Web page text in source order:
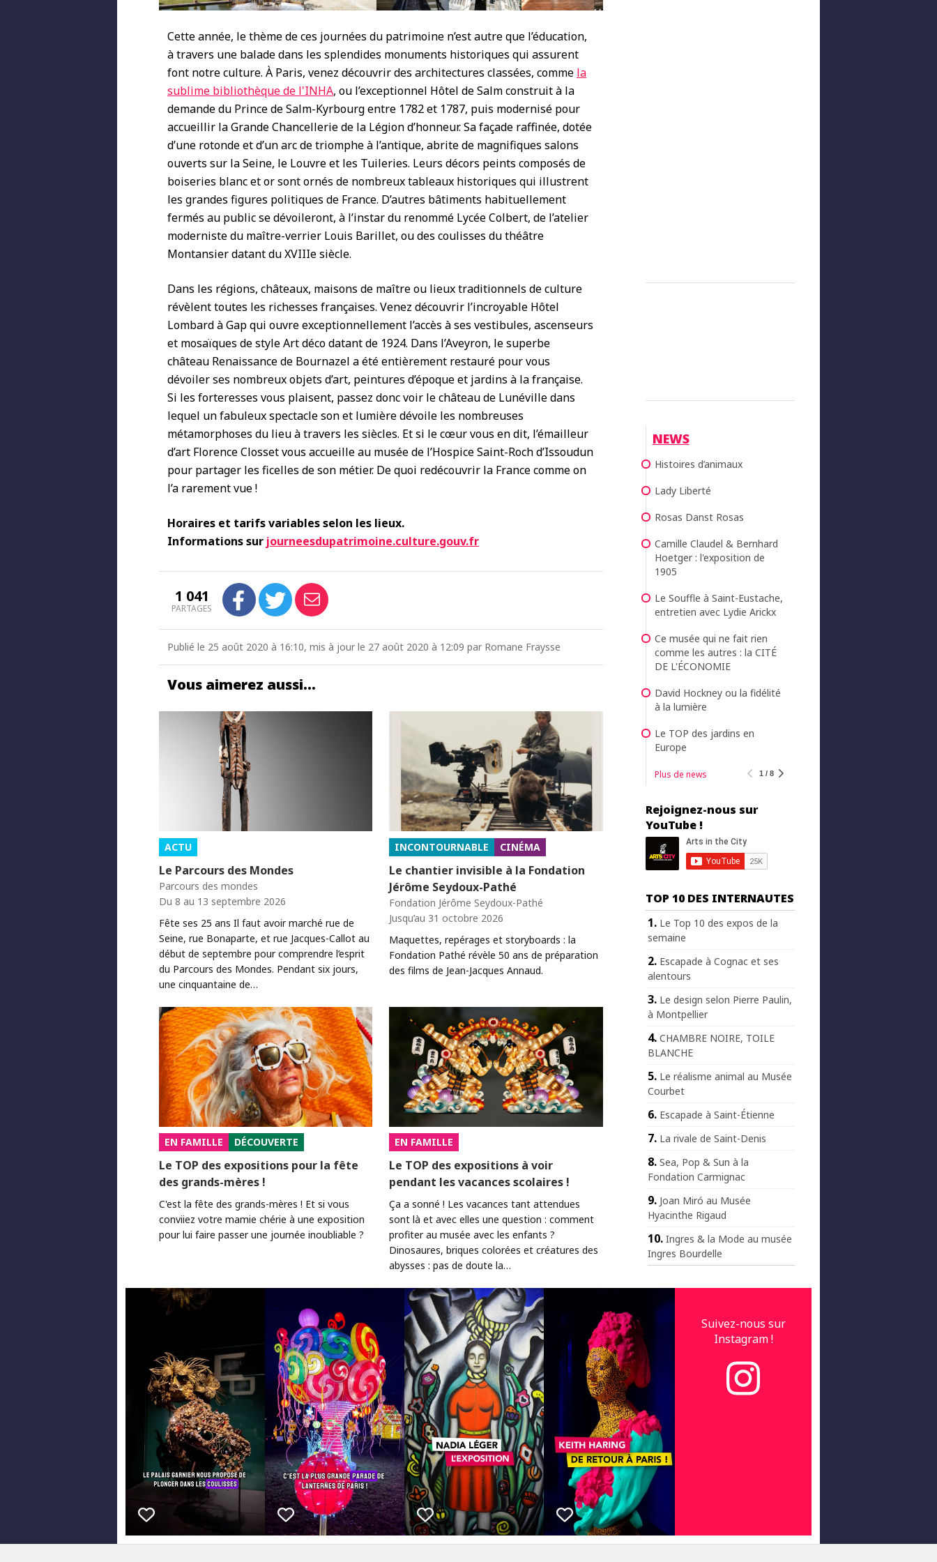
Cette année, le thème de ces journées du patrimoine n’est autre que l’éducation,
à travers une balade dans les splendides monuments historiques qui assurent
font notre culture. À Paris, venez découvrir des architectures classées, comme la
sublime bibliothèque de l'INHA, ou l’exceptionnel Hôtel de Salm construit à la
demande du Prince de Salm-Kyrbourg entre 1782 et 1787, puis modernisé pour
accueillir la Grande Chancellerie de la Légion d’honneur. Sa façade raffinée, dotée
d’une rotonde et d’un arc de triomphe à l’antique, abrite de magnifiques salons
ouverts sur la Seine, le Louvre et les Tuileries. Leurs décors peints composés de
boiseries blanc et or sont ornés de nombreux tableaux historiques qui illustrent
les grandes figures politiques de France. D’autres bâtiments habituellement
fermés au public se dévoileront, à l’instar du renommé Lycée Colbert, de l’atelier
moderniste du maître-verrier Louis Barillet, ou des coulisses du théâtre
Montansier datant du XVIIIe siècle.
Dans les régions, châteaux, maisons de maître ou lieux traditionnels de culture
révèlent toutes les richesses françaises. Venez découvrir l’incroyable Hôtel
Lombard à Gap qui ouvre exceptionnellement l’accès à ses vestibules, ascenseurs
et mosaïques de style Art déco datant de 1924. Dans l’Aveyron, le superbe
château Renaissance de Bournazel a été entièrement restauré pour vous
dévoiler ses nombreux objets d’art, peintures d’époque et jardins à la française.
Si les forteresses vous plaisent, passez donc voir le château de Lunéville dans
lequel un fabuleux spectacle son et lumière dévoile les nombreuses
métamorphoses du lieu à travers les siècles. Et si le cœur vous en dit, l’émailleur
d’art Florence Closset vous accueille au musée de l’Hospice Saint-Roch d’Issoudun
pour partager les ficelles de son métier. De quoi redécouvrir la France comme on
l’a rarement vue !
Horaires et tarifs variables selon les lieux.
Informations sur journeesdupatrimoine.culture.gouv.fr
1 041
PARTAGES
Publié le 25 août 2020 à 16:10, mis à jour le 27 août 2020 à 12:09 par Romane Fraysse
Vous aimerez aussi…
ACTU
Le Parcours des Mondes
Parcours des mondes
Du 8 au 13 septembre 2026
Fête ses 25 ans Il faut avoir marché rue de
Seine, rue Bonaparte, et rue Jacques-Callot au
début de septembre pour comprendre l’esprit
du Parcours des Mondes. Pendant six jours,
une cinquantaine de…
INCONTOURNABLE CINÉMA
Le chantier invisible à la Fondation
Jérôme Seydoux-Pathé
Fondation Jérôme Seydoux-Pathé
Jusqu’au 31 octobre 2026
Maquettes, repérages et storyboards : la
Fondation Pathé révèle 50 ans de préparation
des films de Jean-Jacques Annaud.
EN FAMILLE DÉCOUVERTE
Le TOP des expositions pour la fête
des grands-mères !
C'est la fête des grands-mères ! Et si vous
conviiez votre mamie chérie à une exposition
pour lui faire passer une journée inoubliable ?
EN FAMILLE
Le TOP des expositions à voir
pendant les vacances scolaires !
Ça a sonné ! Les vacances tant attendues
sont là et avec elles une question : comment
profiter au musée avec les enfants ?
Dinosaures, briques colorées et créatures des
abysses : pas de doute la…
NEWS
Histoires d’animaux
Lady Liberté
Rosas Danst Rosas
Camille Claudel & Bernhard
Hoetger : l'exposition de
1905
Le Souffle à Saint-Eustache,
entretien avec Lydie Arickx
Ce musée qui ne fait rien
comme les autres : la CITÉ
DE L'ÉCONOMIE
David Hockney ou la fidélité
à la lumière
Le TOP des jardins en
Europe
Plus de news 1 / 8
Rejoignez-nous sur
YouTube !
TOP 10 DES INTERNAUTES
Le Top 10 des expos de la
semaine
Escapade à Cognac et ses
alentours
Le design selon Pierre Paulin,
à Montpellier
CHAMBRE NOIRE, TOILE
BLANCHE
Le réalisme animal au Musée
Courbet
Escapade à Saint-Étienne
La rivale de Saint-Denis
Sea, Pop & Sun à la
Fondation Carmignac
Joan Miró au Musée
Hyacinthe Rigaud
Ingres & la Mode au musée
Ingres Bourdelle
Suivez-nous sur
Instagram !